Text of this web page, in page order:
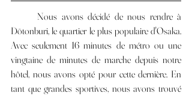
Dōtonburi, le quartier le plus populaire d'Osaka.
Avec seulement 16 minutes de métro ou une
vingtaine de minutes de marche depuis notre
hôtel, nous avons opté pour cette dernière. En
tant que grandes sportives, nous avons trouvé